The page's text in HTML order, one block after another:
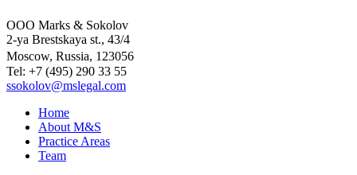
OOO Marks & Sokolov
2-ya Brestskaya st., 43/4
Moscow, Russia, 123056
Tel: +7 (495) 290 33 55
ssokolov@mslegal.com
Home
About M&S
Practice Areas
Team